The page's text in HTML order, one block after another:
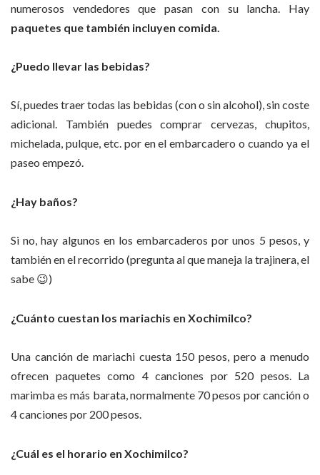
numerosos vendedores que pasan con su lancha. Hay
paquetes que también incluyen comida.
¿Puedo llevar las bebidas?
Sí, puedes traer todas las bebidas (con o sin alcohol), sin coste
adicional. También puedes comprar cervezas, chupitos,
michelada, pulque, etc. por en el embarcadero o cuando ya el
paseo empezó.
¿Hay baños?
Si no, hay algunos en los embarcaderos por unos 5 pesos, y
también en el recorrido (pregunta al que maneja la trajinera, el
sabe 😉)
¿Cuánto cuestan los mariachis en Xochimilco?
Una canción de mariachi cuesta 150 pesos, pero a menudo
ofrecen paquetes como 4 canciones por 520 pesos. La
marimba es más barata, normalmente 70 pesos por canción o
4 canciones por 200 pesos.
¿Cuál es el horario en Xochimilco?